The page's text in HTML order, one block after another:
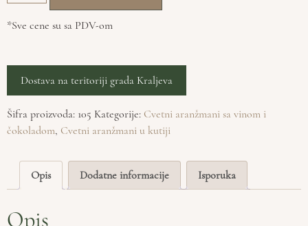
*Sve cene su sa PDV-om
Dostava na teritoriji grada Kraljeva
Šifra proizvoda: 105 Kategorije: Cvetni aranžmani sa vinom i
čokoladom, Cvetni aranžmani u kutiji
Opis Dodatne informacije Isporuka
Opis